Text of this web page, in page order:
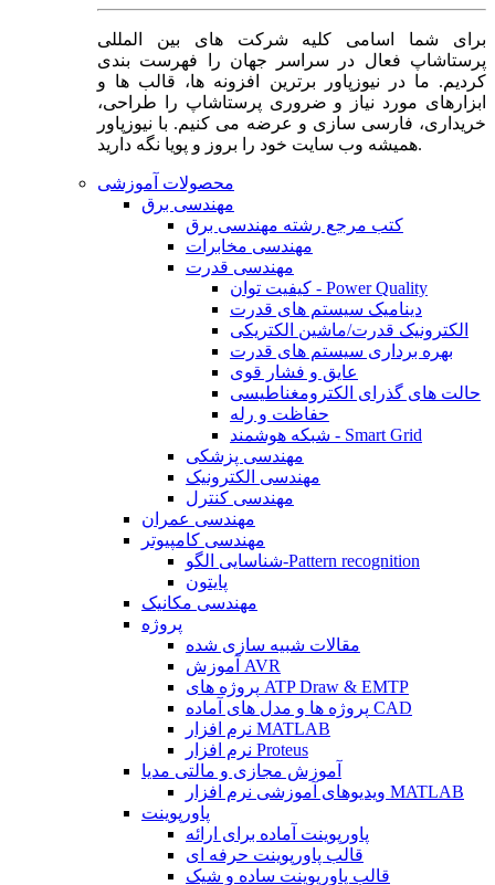
برای شما اسامی کلیه شرکت های بین المللی
پرستاشاپ فعال در سراسر جهان را فهرست بندی
کردیم. ما در نیوزپاور برترین افزونه ها، قالب ها و
ابزارهای مورد نیاز و ضروری پرستاشاپ را طراحی،
خریداری، فارسی سازی و عرضه می کنیم. با نیوزپاور
همیشه وب سایت خود را بروز و پویا نگه دارید.
محصولات آموزشی
مهندسی برق
کتب مرجع رشته مهندسی برق
مهندسی مخابرات
مهندسی قدرت
کیفیت توان - Power Quality
دینامیک سیستم های قدرت
الکترونیک قدرت/ماشین الکتریکی
بهره برداری سیستم های قدرت
عایق و فشار قوی
حالت های گذرای الکترومغناطیسی
حفاظت و رله
شبکه هوشمند - Smart Grid
مهندسی پزشکی
مهندسی الکترونیک
مهندسی کنترل
مهندسی عمران
مهندسی کامپیوتر
شناسایی الگو-Pattern recognition
پایتون
مهندسی مکانیک
پروژه
مقالات شبیه سازی شده
آموزش AVR
پروژه های ATP Draw & EMTP
پروژه ها و مدل های آماده CAD
نرم افزار MATLAB
نرم افزار Proteus
آموزش مجازی و مالتی مدیا
ویدیوهای آموزشی نرم افزار MATLAB
پاورپوینت
پاورپوینت آماده برای ارائه
قالب پاورپوینت حرفه ای
قالب پاورپوینت ساده و شیک